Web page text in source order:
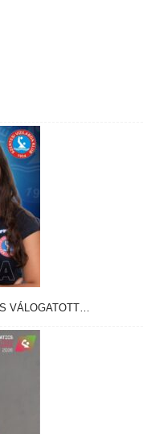
VÁLOGATOTT…